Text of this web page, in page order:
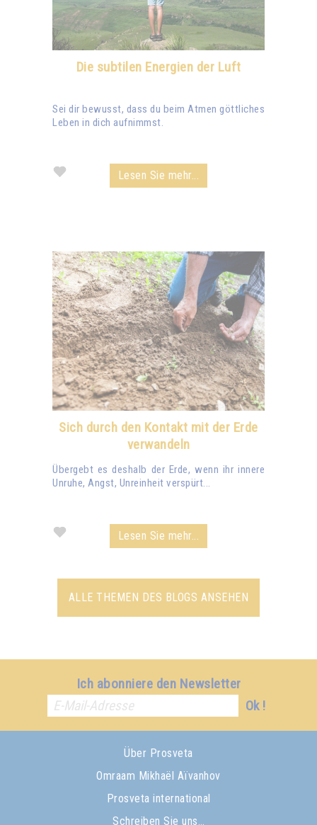
Die subtilen Energien der Luft
Sei dir bewusst, dass du beim Atmen göttliches
Leben in dich aufnimmst.
Lesen Sie mehr...
Sich durch den Kontakt mit der Erde
verwandeln
Übergebt es deshalb der Erde, wenn ihr innere
Unruhe, Angst, Unreinheit verspürt...
Lesen Sie mehr...
ALLE THEMEN DES BLOGS ANSEHEN
Ich abonniere den Newsletter
Ok !
Über Prosveta
Omraam Mikhaël Aïvanhov
Prosveta international
Schreiben Sie uns…